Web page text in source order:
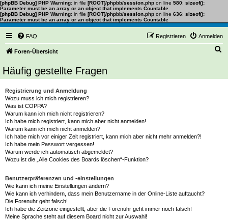
[phpBB Debug] PHP Warning: in file [ROOT]/phpbb/session.php on line 580: sizeof():
Parameter must be an array or an object that implements Countable
[phpBB Debug] PHP Warning: in file [ROOT]/phpbb/session.php on line 636: sizeof():
Parameter must be an array or an object that implements Countable
FAQ Anmelden
Registrieren
Foren-Übersicht
Häufig gestellte Fragen
Registrierung und Anmeldung
Wozu muss ich mich registrieren?
Was ist COPPA?
Warum kann ich mich nicht registrieren?
Ich habe mich registriert, kann mich aber nicht anmelden!
Warum kann ich mich nicht anmelden?
Ich habe mich vor einiger Zeit registriert, kann mich aber nicht mehr anmelden?!
Ich habe mein Passwort vergessen!
Warum werde ich automatisch abgemeldet?
Wozu ist die „Alle Cookies des Boards löschen“-Funktion?
Benutzerpräferenzen und -einstellungen
Wie kann ich meine Einstellungen ändern?
Wie kann ich verhindern, dass mein Benutzername in der Online-Liste auftaucht?
Die Forenuhr geht falsch!
Ich habe die Zeitzone eingestellt, aber die Forenuhr geht immer noch falsch!
Meine Sprache steht auf diesem Board nicht zur Auswahl!